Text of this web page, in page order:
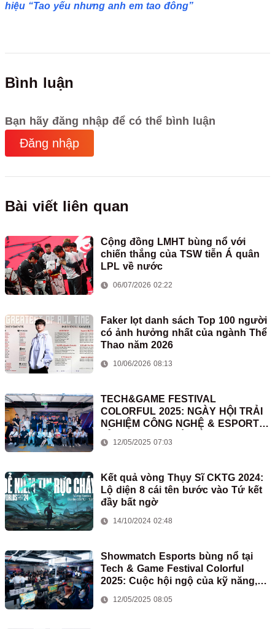
hiệu “Tao yếu nhưng anh em tao đông”
Bình luận
Bạn hãy đăng nhập để có thể bình luận
Đăng nhập
Bài viết liên quan
Cộng đồng LMHT bùng nổ với
chiến thắng của TSW tiễn Á quân
LPL về nước
06/07/2026 02:22
Faker lọt danh sách Top 100 người
có ảnh hưởng nhất của ngành Thể
Thao năm 2026
10/06/2026 08:13
TECH&GAME FESTIVAL
COLORFUL 2025: NGÀY HỘI TRẢI
NGHIỆM CÔNG NGHỆ & ESPORTS
ĐỈNH CAO TẠI HÀ NỘI
12/05/2025 07:03
Kết quả vòng Thụy Sĩ CKTG 2024:
Lộ diện 8 cái tên bước vào Tứ kết
đầy bất ngờ
14/10/2024 02:48
Showmatch Esports bùng nổ tại
Tech & Game Festival Colorful
2025: Cuộc hội ngộ của kỹ năng,
đam mê và bất ngờ
12/05/2025 08:05